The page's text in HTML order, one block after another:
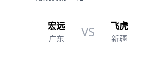
宏远
广东 VS 飞虎
新疆